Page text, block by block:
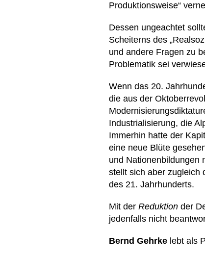
Produktionsweise“
Dessen ungeachtet
Scheiterns des
und andere Fragen zu
Problematik sei
Wenn das 20.
die aus der
Industrialisierung, die
Immerhin hatte der
eine neue Blüte
und Nationenbildungen
stellt sich aber zugleich
des 21. Jahrhunderts.
Mit der Reduktion der
jedenfalls nicht
Bernd Gehrke lebt als